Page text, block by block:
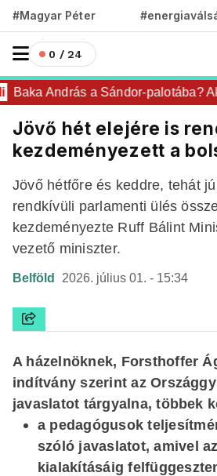
#Magyar Péter
0 / 24
Baka András a Sándor-palotába?
Jövő hét elejére is
kezdeményezett a
Jövő hétfőre és keddre, tehát
rendkívüli parlamenti ülés
kezdeményezte Ruff Bálint
vezető miniszter.
Belföld 2026. július 01. - 15:34
A házelnöknek, Forsthoffer
indítvány szerint az
javaslatot tárgyalna, többek
a pedagógusok
szóló javaslatot, amivel
kialakításáig